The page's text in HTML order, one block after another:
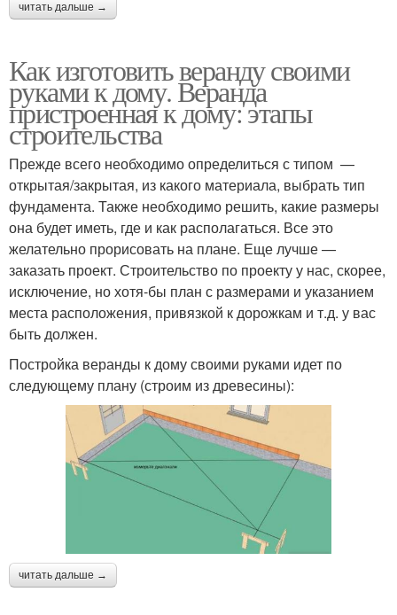
читать дальше →
Как изготовить веранду своими
руками к дому. Веранда
пристроенная к дому: этапы
строительства
Прежде всего необходимо определиться с типом —
открытая/закрытая, из какого материала, выбрать тип
фундамента. Также необходимо решить, какие размеры
она будет иметь, где и как располагаться. Все это
желательно прорисовать на плане. Еще лучше —
заказать проект. Строительство по проекту у нас, скорее,
исключение, но хотя-бы план с размерами и указанием
места расположения, привязкой к дорожкам и т.д. у вас
быть должен.
Постройка веранды к дому своими руками идет по
следующему плану (строим из древесины):
читать дальше →